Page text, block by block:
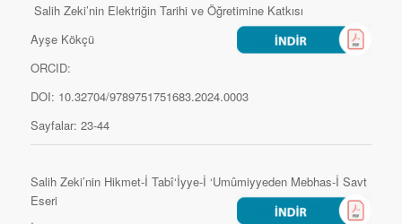
Salih Zeki’nin Elektriğin Tarihi ve Öğretimine Katkısı
Ayşe Kökçü
ORCID:
DOI: 10.32704/9789751751683.2024.0003
Sayfalar: 23-44
Salih Zeki’nin Hikmet-İ Tabî‘İyye-İ ‘Umûmiyyeden Mebhas-İ Savt
Eseri